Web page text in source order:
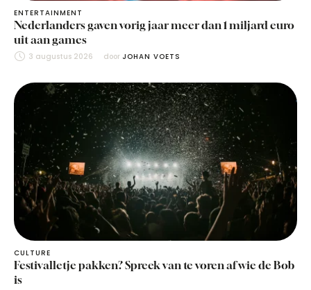
ENTERTAINMENT
Nederlanders gaven vorig jaar meer dan 1 miljard euro
uit aan games
3 augustus 2026 door JOHAN VOETS
CULTURE
Festivalletje pakken? Spreek van te voren af wie de Bob
is